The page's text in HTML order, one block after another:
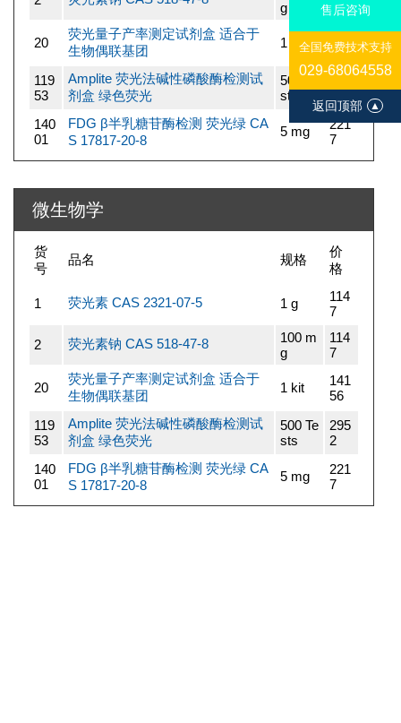
g
7
20
荧光量子产率测定试剂盒 适合于
生物偶联基团
1 kit
141
56
119
53
Amplite 荧光法碱性磷酸酶检测试
剂盒 绿色荧光
500 Te
sts
295
140
01
FDG β半乳糖苷酶检测 荧光绿 CA
S 17817-20-8
5 mg
221
7
微生物学
货
号
品名 规格
价
格
1 荧光素 CAS 2321-07-5 1 g
114
7
2 荧光素钠 CAS 518-47-8
100 m
g
114
7
20
荧光量子产率测定试剂盒 适合于
生物偶联基团
1 kit
141
56
119
53
Amplite 荧光法碱性磷酸酶检测试
剂盒 绿色荧光
500 Te
sts
295
2
140
01
FDG β半乳糖苷酶检测 荧光绿 CA
S 17817-20-8
5 mg
221
7
售后咨询
全国免费技术支持
029-68064558
返回顶部 ▲